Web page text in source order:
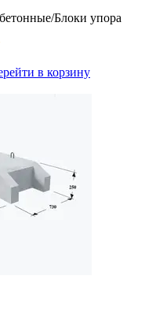
Блоки упора
в корзину